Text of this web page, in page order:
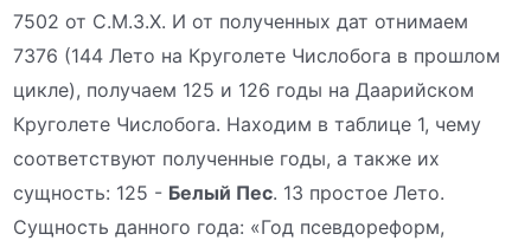
7502 от С.М.З.Х. И от полученных дат отнимаем
7376 (144 Лето на Круголете Числобога в прошлом
цикле), получаем 125 и 126 годы на Даарийском
Круголете Числобога. Находим в таблице 1, чему
соответствуют полученные годы, а также их
сущность: 125 - Белый Пес. 13 простое Лето.
Сущность данного года: «Год псевдореформ,